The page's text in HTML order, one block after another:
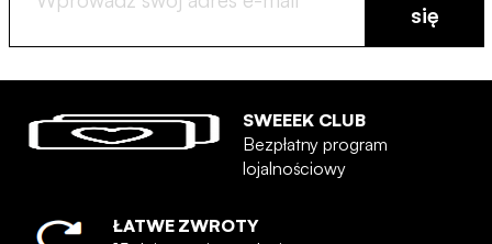
się
SWEEEK CLUB
Bezpłatny program
lojalnościowy
ŁATWE ZWROTY